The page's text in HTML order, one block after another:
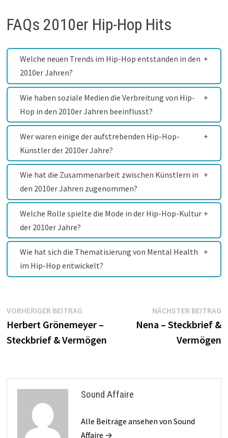
FAQs 2010er Hip-Hop Hits
Welche neuen Trends im Hip-Hop entstanden in den
2010er Jahren?
Wie haben soziale Medien die Verbreitung von Hip-
Hop in den 2010er Jahren beeinflusst?
Wer waren einige der aufstrebenden Hip-Hop-
Künstler der 2010er Jahre?
Wie hat die Zusammenarbeit zwischen Künstlern in
den 2010er Jahren zugenommen?
Welche Rolle spielte die Mode in der Hip-Hop-Kultur
der 2010er Jahre?
Wie hat sich die Thematisierung von Mental Health
im Hip-Hop entwickelt?
Beitragsnavigation
VORHERIGER BEITRAGVorheriger
Beitrag:
Herbert Grönemeyer –
Steckbrief & Vermögen
NÄCHSTER BEITRAG
Nena – Steckbrief &
Vermögen
Sound Affaire
Alle Beiträge ansehen von Sound
Affaire →